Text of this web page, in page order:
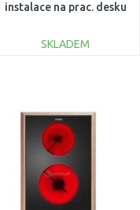
instalace na prac. desku
SKLADEM